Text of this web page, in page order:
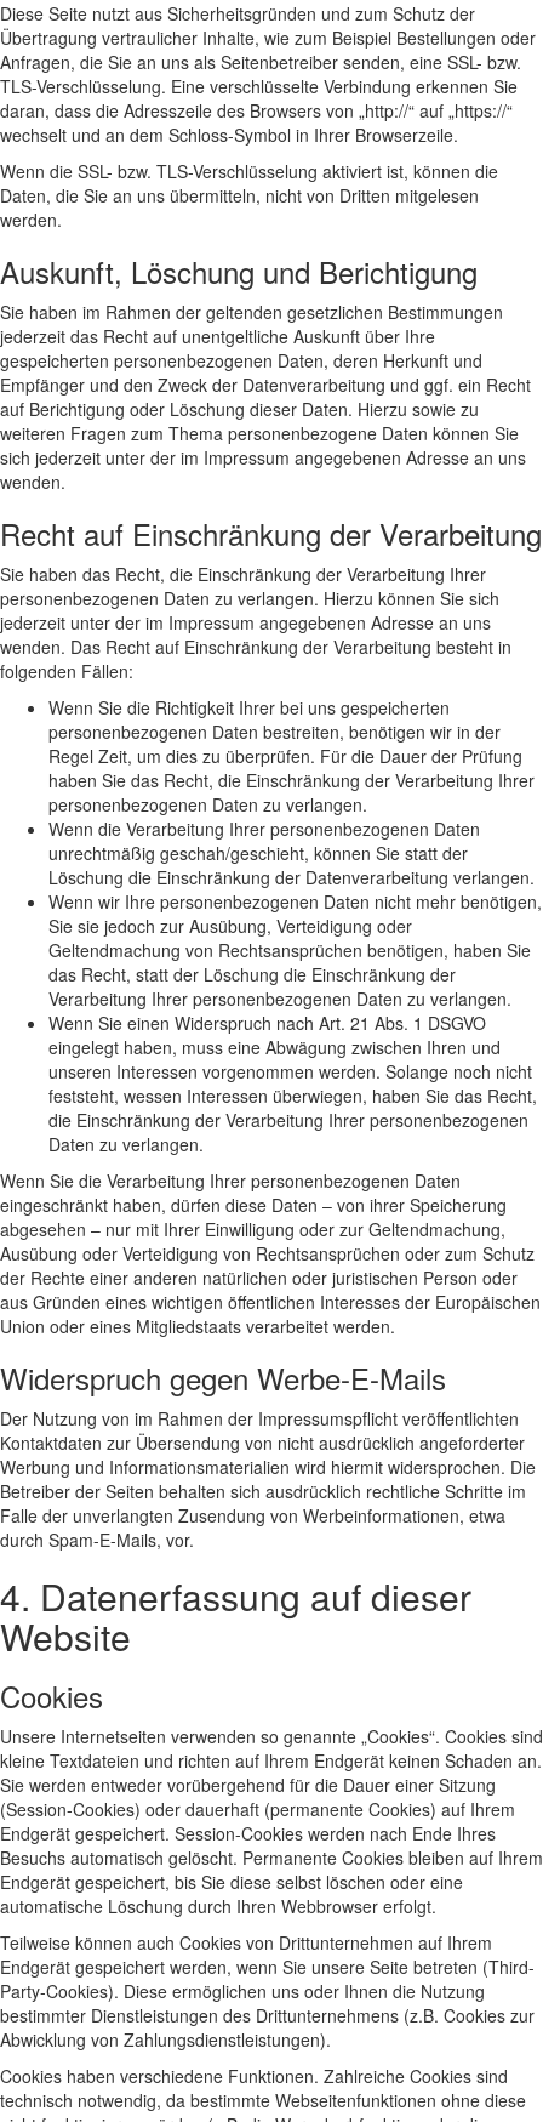
Diese Seite nutzt aus Sicherheitsgründen und zum Schutz der
Übertragung vertraulicher Inhalte, wie zum Beispiel Bestellungen oder
Anfragen, die Sie an uns als Seitenbetreiber senden, eine SSL- bzw.
TLS-Verschlüsselung. Eine verschlüsselte Verbindung erkennen Sie
daran, dass die Adresszeile des Browsers von „http://“ auf „https://“
wechselt und an dem Schloss-Symbol in Ihrer Browserzeile.
Wenn die SSL- bzw. TLS-Verschlüsselung aktiviert ist, können die
Daten, die Sie an uns übermitteln, nicht von Dritten mitgelesen
werden.
Auskunft, Löschung und Berichtigung
Sie haben im Rahmen der geltenden gesetzlichen Bestimmungen
jederzeit das Recht auf unentgeltliche Auskunft über Ihre
gespeicherten personenbezogenen Daten, deren Herkunft und
Empfänger und den Zweck der Datenverarbeitung und ggf. ein Recht
auf Berichtigung oder Löschung dieser Daten. Hierzu sowie zu
weiteren Fragen zum Thema personenbezogene Daten können Sie
sich jederzeit unter der im Impressum angegebenen Adresse an uns
wenden.
Recht auf Einschränkung der Verarbeitung
Sie haben das Recht, die Einschränkung der Verarbeitung Ihrer
personenbezogenen Daten zu verlangen. Hierzu können Sie sich
jederzeit unter der im Impressum angegebenen Adresse an uns
wenden. Das Recht auf Einschränkung der Verarbeitung besteht in
folgenden Fällen:
Wenn Sie die Richtigkeit Ihrer bei uns gespeicherten
personenbezogenen Daten bestreiten, benötigen wir in der
Regel Zeit, um dies zu überprüfen. Für die Dauer der Prüfung
haben Sie das Recht, die Einschränkung der Verarbeitung Ihrer
personenbezogenen Daten zu verlangen.
Wenn die Verarbeitung Ihrer personenbezogenen Daten
unrechtmäßig geschah/geschieht, können Sie statt der
Löschung die Einschränkung der Datenverarbeitung verlangen.
Wenn wir Ihre personenbezogenen Daten nicht mehr benötigen,
Sie sie jedoch zur Ausübung, Verteidigung oder
Geltendmachung von Rechtsansprüchen benötigen, haben Sie
das Recht, statt der Löschung die Einschränkung der
Verarbeitung Ihrer personenbezogenen Daten zu verlangen.
Wenn Sie einen Widerspruch nach Art. 21 Abs. 1 DSGVO
eingelegt haben, muss eine Abwägung zwischen Ihren und
unseren Interessen vorgenommen werden. Solange noch nicht
feststeht, wessen Interessen überwiegen, haben Sie das Recht,
die Einschränkung der Verarbeitung Ihrer personenbezogenen
Daten zu verlangen.
Wenn Sie die Verarbeitung Ihrer personenbezogenen Daten
eingeschränkt haben, dürfen diese Daten – von ihrer Speicherung
abgesehen – nur mit Ihrer Einwilligung oder zur Geltendmachung,
Ausübung oder Verteidigung von Rechtsansprüchen oder zum Schutz
der Rechte einer anderen natürlichen oder juristischen Person oder
aus Gründen eines wichtigen öffentlichen Interesses der Europäischen
Union oder eines Mitgliedstaats verarbeitet werden.
Widerspruch gegen Werbe-E-Mails
Der Nutzung von im Rahmen der Impressumspflicht veröffentlichten
Kontaktdaten zur Übersendung von nicht ausdrücklich angeforderter
Werbung und Informationsmaterialien wird hiermit widersprochen. Die
Betreiber der Seiten behalten sich ausdrücklich rechtliche Schritte im
Falle der unverlangten Zusendung von Werbeinformationen, etwa
durch Spam-E-Mails, vor.
4. Datenerfassung auf dieser
Website
Cookies
Unsere Internetseiten verwenden so genannte „Cookies“. Cookies sind
kleine Textdateien und richten auf Ihrem Endgerät keinen Schaden an.
Sie werden entweder vorübergehend für die Dauer einer Sitzung
(Session-Cookies) oder dauerhaft (permanente Cookies) auf Ihrem
Endgerät gespeichert. Session-Cookies werden nach Ende Ihres
Besuchs automatisch gelöscht. Permanente Cookies bleiben auf Ihrem
Endgerät gespeichert, bis Sie diese selbst löschen oder eine
automatische Löschung durch Ihren Webbrowser erfolgt.
Teilweise können auch Cookies von Drittunternehmen auf Ihrem
Endgerät gespeichert werden, wenn Sie unsere Seite betreten (Third-
Party-Cookies). Diese ermöglichen uns oder Ihnen die Nutzung
bestimmter Dienstleistungen des Drittunternehmens (z.B. Cookies zur
Abwicklung von Zahlungsdienstleistungen).
Cookies haben verschiedene Funktionen. Zahlreiche Cookies sind
technisch notwendig, da bestimmte Webseitenfunktionen ohne diese